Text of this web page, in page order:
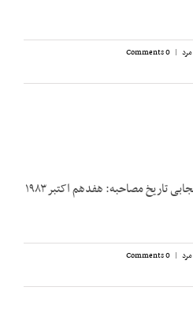
مرد |
0 Comments
روایت‌‌کننده: آقای دکتر کریم سنجابی تاریخ مصاحبه: هفدهم اکتبر ۱۹۸۳
مرد |
0 Comments